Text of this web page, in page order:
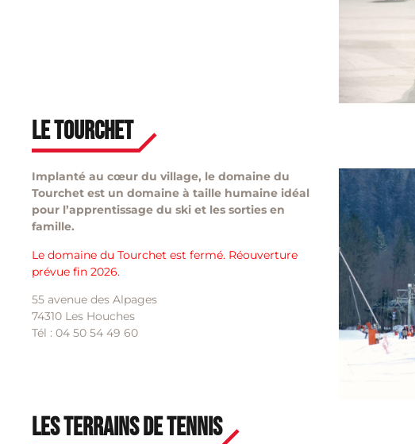
Le Tourchet
Implanté au cœur du village, le domaine du
Tourchet est un domaine à taille humaine idéal
pour l’apprentissage du ski et les sorties en
famille.
Le domaine du Tourchet est fermé. Réouverture
prévue fin 2026.
55 avenue des Alpages
74310 Les Houches
Tél : 04 50 54 49 60
Les terrains de Tennis